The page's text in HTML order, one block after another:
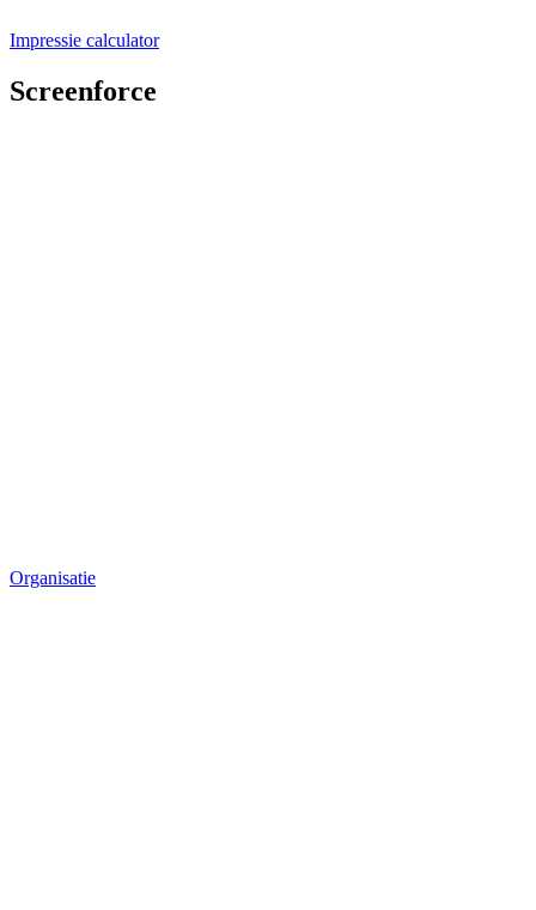
Impressie calculator
Screenforce
Organisatie